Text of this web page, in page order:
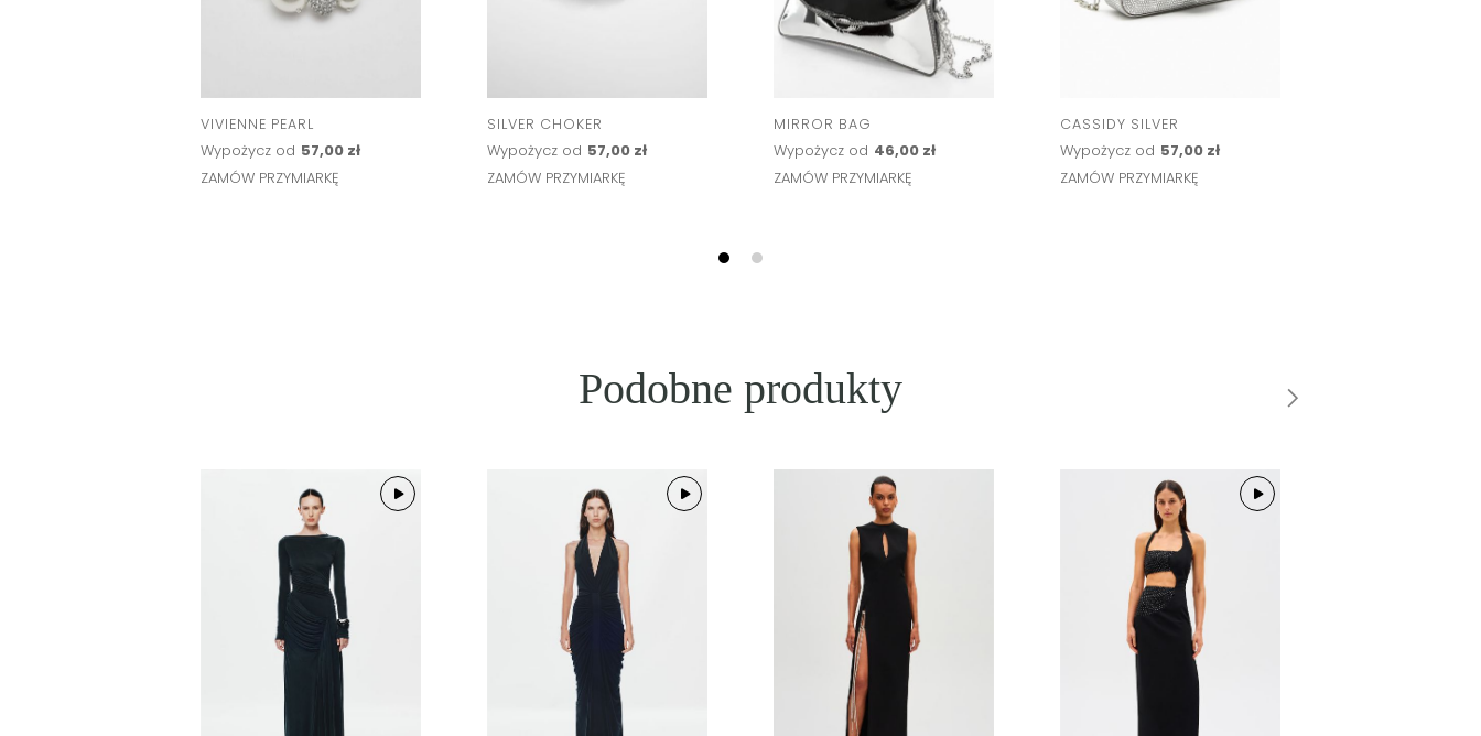
VIVIENNE PEARL
Wypożycz od 57,00 zł
ZAMÓW PRZYMIARKĘ
SILVER CHOKER
Wypożycz od 57,00 zł
ZAMÓW PRZYMIARKĘ
MIRROR BAG
Wypożycz od 46,00 zł
ZAMÓW PRZYMIARKĘ
CASSIDY SILVER
Wypożycz od 57,00 zł
ZAMÓW PRZYMIARKĘ
Podobne produkty